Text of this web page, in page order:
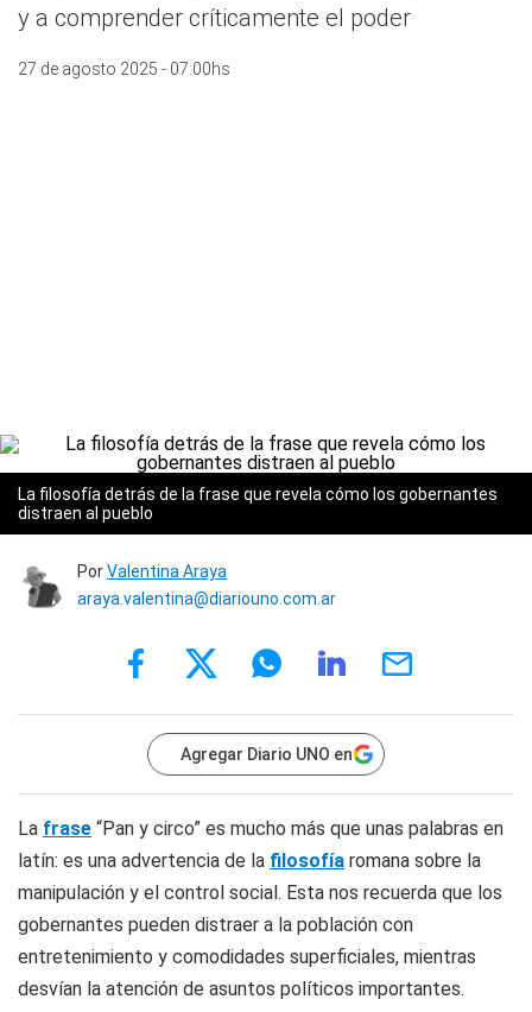
y a comprender críticamente el poder
27 de agosto 2025 - 07:00hs
La filosofía detrás de la frase que revela cómo los gobernantes
distraen al pueblo
PorValentina Araya
araya.valentina@diariouno.com.ar
Agregar Diario UNO en
La frase “Pan y circo” es mucho más que unas palabras en
latín: es una advertencia de la filosofía romana sobre la
manipulación y el control social. Esta nos recuerda que los
gobernantes pueden distraer a la población con
entretenimiento y comodidades superficiales, mientras
desvían la atención de asuntos políticos importantes.